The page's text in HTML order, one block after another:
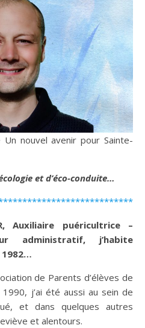
nouvel avenir pour Sainte-
et d’éco-conduite…
Auxiliaire puéricultrice –
administratif, j’habite
1982…
de Parents d’élèves de
j’ai été aussi au sein de
et dans quelques autres
et alentours.